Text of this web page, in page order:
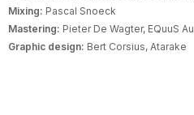
Mixing: Pascal Snoeck
Mastering: Pieter De Wagter, EQuuS
Graphic design: Bert Corsius, Atarake